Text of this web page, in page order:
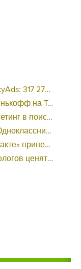
дней - «Надо знать»
ERC20 (USDT)?
Ads - «Заработок»
нужно ли - «Заработок»
38 рублей - «Заработок»
- «Заработок»